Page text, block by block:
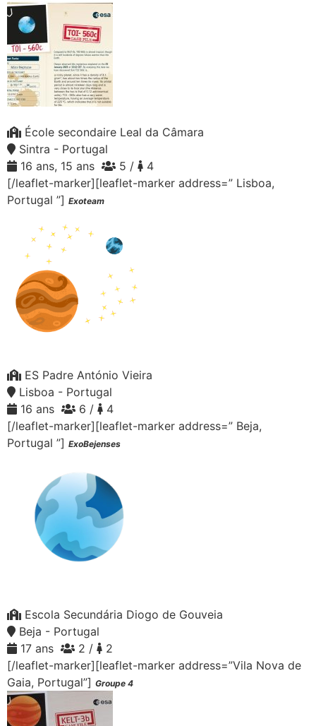
École secondaire Leal da Câmara
Sintra - Portugal
16 ans, 15 ans
5 /
4
[/leaflet-marker][leaflet-marker address=” Lisboa,
Portugal ”] Exoteam
ES Padre António Vieira
Lisboa - Portugal
16 ans
6 /
4
[/leaflet-marker][leaflet-marker address=” Beja,
Portugal ”] ExoBejenses
Escola Secundária Diogo de Gouveia
Beja - Portugal
17 ans
2 /
2
[/leaflet-marker][leaflet-marker address=”Vila Nova de
Gaia, Portugal”] Groupe 4